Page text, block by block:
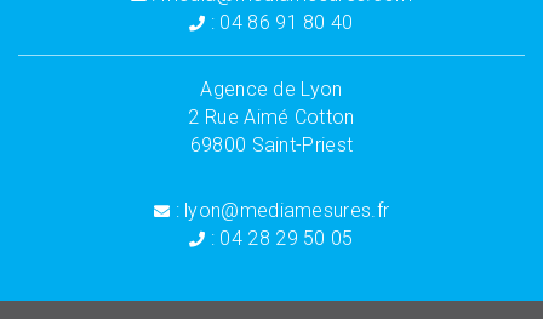
: 04 86 91 80 40
Agence de Lyon
2 Rue Aimé Cotton
69800 Saint-Priest
: lyon@mediamesures.fr
: 04 28 29 50 05